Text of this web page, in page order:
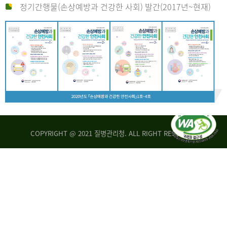
정기간행물(손상예방과 건강한 사회) 발간(2017년~현재)
COPYRIGHT @ 2021 질병관리청. ALL RIGHT RESERVED